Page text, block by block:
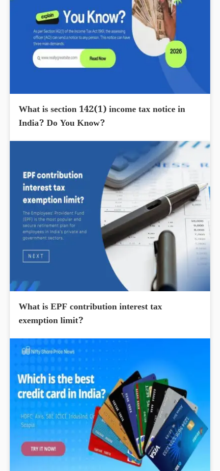
What is section 142(1) income tax notice in
India? Do You Know?
What is EPF contribution interest tax
exemption limit?